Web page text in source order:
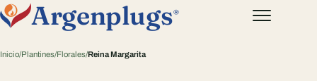
Argenplugs®
Inicio/Plantines/Florales/Reina Margarita